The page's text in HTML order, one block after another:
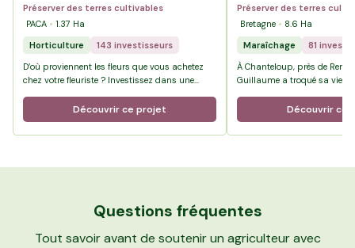
Préserver des terres cultivables
PACA
1.37 Ha
Horticulture
143 investisseurs
D’où proviennent les fleurs que vous achetez
chez votre fleuriste ? Investissez dans une
Bienvenue à La Crau dans le Var chez …
Découvrir ce projet
Préserver des terres
Bretagne
8.6 Ha
Maraîchage
81
À Chanteloup, près de
Guillaume a troqué sa vie
terres du Pré de la Rivière, il
100 % bio, où la diversité
projet.
Découvrir ce
Questions fréquentes
Tout savoir avant de soutenir un agriculteur avec